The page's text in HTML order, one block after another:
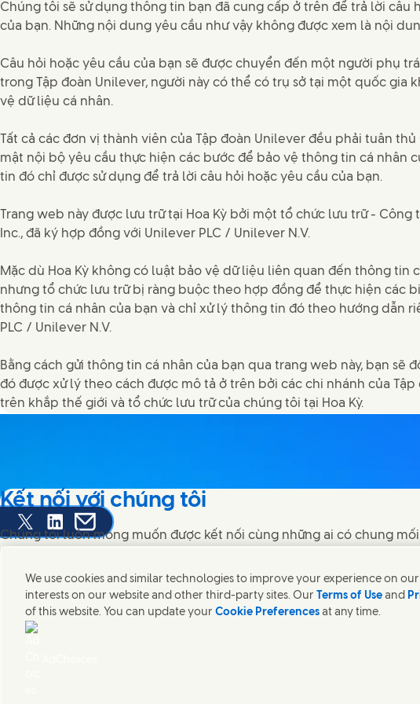
Chúng tôi sẽ sử dụng thông tin bạn đã cung cấp ở trên để trả lời câu
của bạn. Những nội dung yêu cầu như vậy không được xem là nội
Câu hỏi hoặc yêu cầu của bạn sẽ được chuyển đến một người phụ
trong Tập đoàn Unilever, người này có thể có trụ sở tại một quốc gia
vệ dữ liệu cá nhân.
Tất cả các đơn vị thành viên của Tập đoàn Unilever đều phải tuân thủ
mật nội bộ yêu cầu thực hiện các bước để bảo vệ thông tin cá nhân
tin đó chỉ được sử dụng để trả lời câu hỏi hoặc yêu cầu của bạn.
Trang web này được lưu trữ tại Hoa Kỳ bởi một tổ chức lưu trữ - Công
Inc., đã ký hợp đồng với Unilever PLC / Unilever N.V.
Mặc dù Hoa Kỳ không có luật bảo vệ dữ liệu liên quan đến thông tin
nhưng tổ chức lưu trữ bị ràng buộc theo hợp đồng để thực hiện các
thông tin cá nhân của bạn và chỉ xử lý thông tin đó theo hướng dẫn
PLC / Unilever N.V.
Bằng cách gửi thông tin cá nhân của bạn qua trang web này, bạn sẽ
đó được xử lý theo cách được mô tả ở trên bởi các chi nhánh của Tập
trên khắp thế giới và tổ chức lưu trữ của chúng tôi tại Hoa Kỳ.
this page on Facebook
Share this page on X
Share this page on Linked In
Share this page on E-mail
Kết nối với chúng tôi
Chúng tôi luôn mong muốn được kết nối cùng những ai có chung
with us on Facebook
Connect with us on X
Liên hệThông báo pháp lý
We use cookies and similar technologies to improve your experience on
interests on our website and other third-party sites. Our Terms of Use and
of this website. You can update your Cookie Preferences at any time.